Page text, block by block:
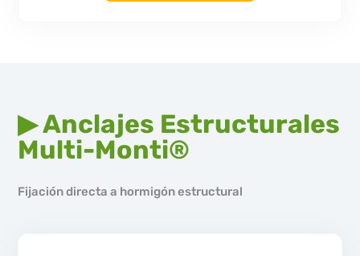
▶ Anclajes Estructurales
Multi-Monti®
Fijación directa a hormigón estructural